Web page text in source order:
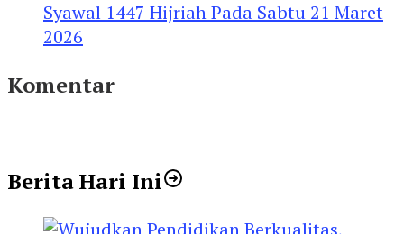
Syawal 1447 Hijriah Pada Sabtu 21 Maret
2026
Komentar
Berita Hari Ini